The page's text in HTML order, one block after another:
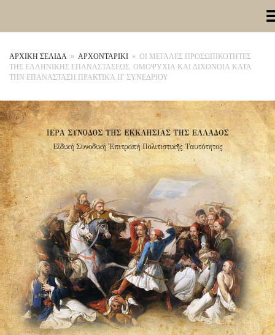
Toggle
ΑΡΧΙΚΉ ΣΕΛΊΔΑ » ΑΡΧΟΝΤΑΡΙΚΙ » ΟΙ ΜΕΓΑΛΕΣ ΠΡΟΣΩΠΙΚΟΤΗΤΕΣ
ΤΗΣ ΕΛΛΗΝΙΚΗΣ ΕΠΑΝΑΣΤΑΣΕΩΣ. ΟΜΟΨΥΧΙΑ ΚΑΙ ΔΙΧΟΝΟΙΑ ΚΑΤΑ
ΤΗΝ ΕΠΑΝΑΣΤΑΣΗ ΠΡΑΚΤΙΚΑ Η’ ΣΥΝΕΔΡΙΟΥ
+